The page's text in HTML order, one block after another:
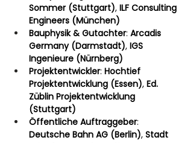
Sommer (Stuttgart), ILF Consulting
Engineers (München)
Bauphysik & Gutachter: Arcadis
Germany (Darmstadt), IGS
Ingenieure (Nürnberg)
Projektentwickler: Hochtief
Projektentwicklung (Essen), Ed.
Züblin Projektentwicklung
(Stuttgart)
Öffentliche Auftraggeber:
Deutsche Bahn AG (Berlin), Stadt